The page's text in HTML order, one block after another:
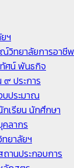
ฯ
ทยาลัยการอาชี
ศน์ พันธกิจ
ประการ
ประมาณ
เรียน นักศึกษา
ลากร
ยาลัยฯ
านประกอบการ